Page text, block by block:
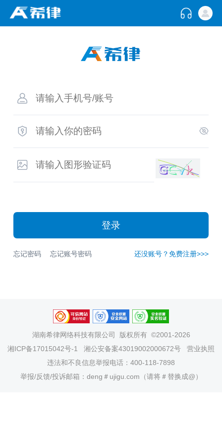
登录
忘记密码 忘记账号密码 还没账号？免费注册>>>
湖南希律网络科技有限公司
版权所有 ©2001-2026
湘ICP备17015042号-1
湘公安备案43019002000672号
营业执照
违法和不良信息举报电话：400-118-7898
举报/反馈/投诉邮箱：deng＃ujigu.com（请将＃替换成@）